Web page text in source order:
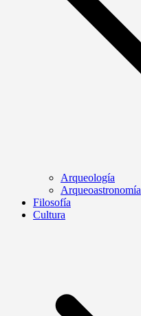
Arqueología
Arqueoastronomía
Filosofía
Cultura